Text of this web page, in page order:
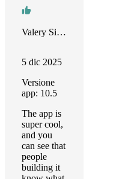
Valery Sibikovsky
5 dic 2025
Versione
app: 10.5
The app is
super cool,
and you
can see that
people
building it